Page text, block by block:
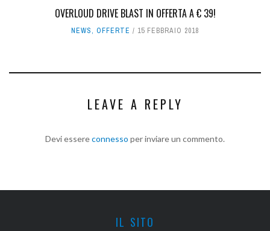
OVERLOUD DRIVE BLAST IN OFFERTA A € 39!
NEWS, OFFERTE 15 FEBBRAIO 2018
LEAVE A REPLY
Devi essereconnesso per inviare un commento.
IL SITO